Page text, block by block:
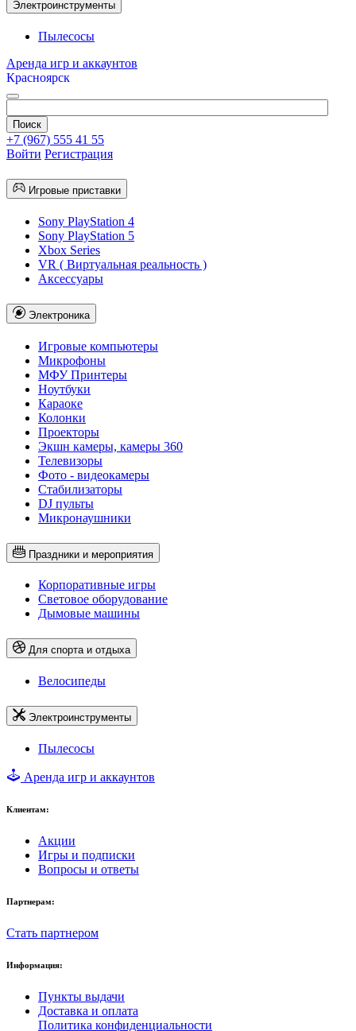
Электроинструменты
Пылесосы
Аренда игр и аккаунтов
Красноярск
+7 (967) 555 41 55
Войти Регистрация
Игровые приставки
Sony PlayStation 4
Sony PlayStation 5
Xbox Series
VR ( Виртуальная реальность )
Аксессуары
Электроника
Игровые компьютеры
Микрофоны
МФУ Принтеры
Ноутбуки
Караоке
Колонки
Проекторы
Экшн камеры, камеры 360
Телевизоры
Фото - видеокамеры
Стабилизаторы
DJ пульты
Микронаушники
Праздники и мероприятия
Корпоративные игры
Световое оборудование
Дымовые машины
Для спорта и отдыха
Велосипеды
Электроинструменты
Пылесосы
Аренда игр и аккаунтов
Клиентам:
Акции
Игры и подписки
Вопросы и ответы
Партнерам:
Стать партнером
Информация:
Пункты выдачи
Доставка и оплата
Политика конфиденциальности